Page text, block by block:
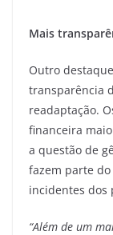
Mais
Outro
transparência
readaptação.
financeira
a questão de
fazem parte
incidentes dos
“Além de um